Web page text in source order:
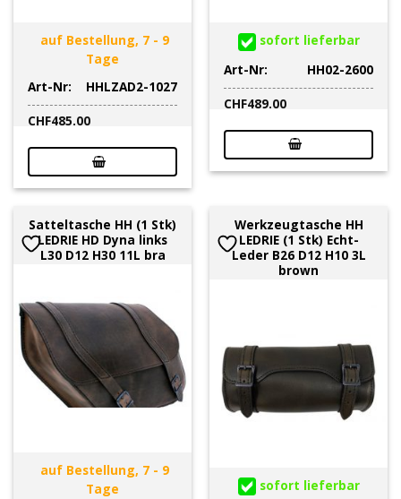
auf Bestellung, 7 - 9
Tage
Art-Nr:
HHLZAD2-1027
CHF485.00
sofort lieferbar
Art-Nr:
HH02-2600
CHF489.00
Satteltasche HH (1 Stk)
LEDRIE HD Dyna links
L30 D12 H30 11L bra
auf Bestellung, 7 - 9
Tage
Werkzeugtasche HH
LEDRIE (1 Stk) Echt-
Leder B26 D12 H10 3L
brown
sofort lieferbar